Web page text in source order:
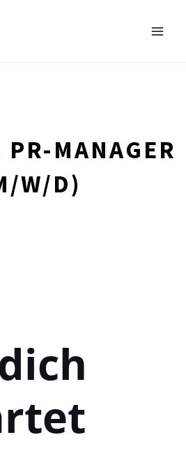
MANAGER
W/D)